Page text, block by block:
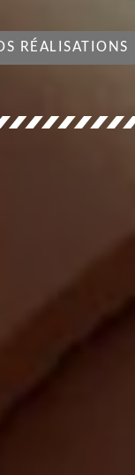
RÉALISATIONS